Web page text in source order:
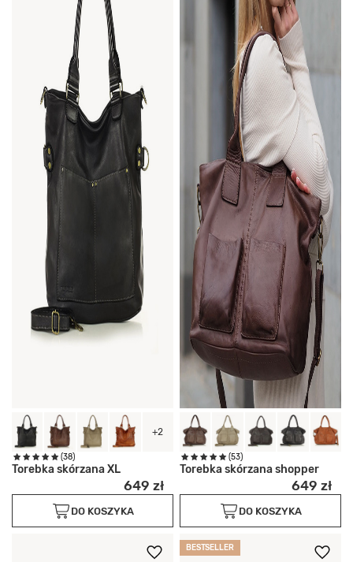
+2
(38)
Torebka skórzana XL
649 zł
DO KOSZYKA
(53)
Torebka skórzana shopper
649 zł
DO KOSZYKA
BESTSELLER